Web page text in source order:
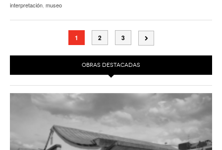
interpretación museo
1 2 3
OBRAS DESTACADAS